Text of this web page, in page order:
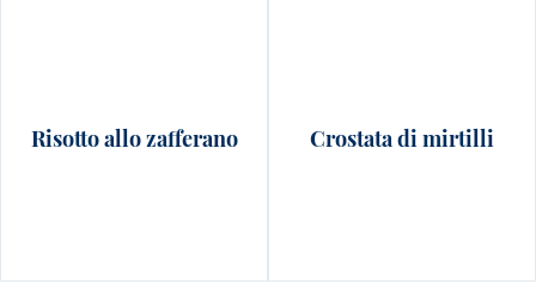
Risotto allo zafferano Crostata di mirtilli